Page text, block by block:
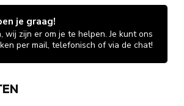
je graag!
wij zijn er om je te helpen. Je kunt ons
per mail, telefonisch of via de chat!